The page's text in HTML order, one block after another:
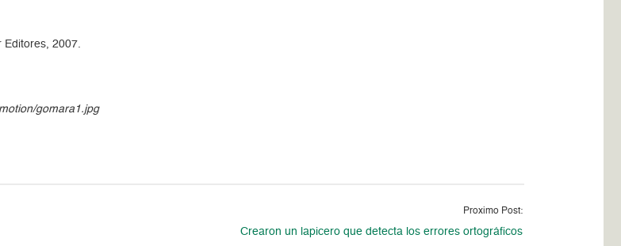
Editores, 2007.
gomara1.jpg
Proximo Post:
Crearon un lapicero que detecta los errores ortográficos